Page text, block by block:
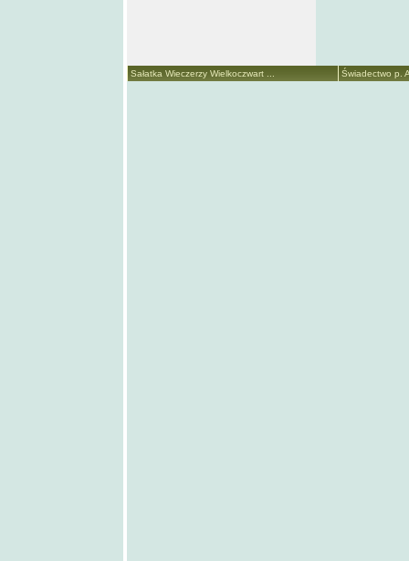
Sałatka Wieczerzy Wielkoczwart ... Świadectwo p.